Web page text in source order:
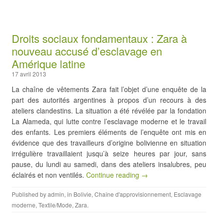
Droits sociaux fondamentaux : Zara à
nouveau accusé d’esclavage en
Amérique latine
17 avril 2013
La chaîne de vêtements Zara fait l’objet d’une enquête de la
part des autorités argentines à propos d’un recours à des
ateliers clandestins. La situation a été révélée par la fondation
La Alameda, qui lutte contre l’esclavage moderne et le travail
des enfants. Les premiers éléments de l’enquête ont mis en
évidence que des travailleurs d’origine bolivienne en situation
irrégulière travaillaient jusqu’à seize heures par jour, sans
pause, du lundi au samedi, dans des ateliers insalubres, peu
éclairés et non ventilés. Continue reading →
Published byadmin, in Bolivie, Chaîne d'approvisionnement, Esclavage
moderne, Textile/Mode, Zara.